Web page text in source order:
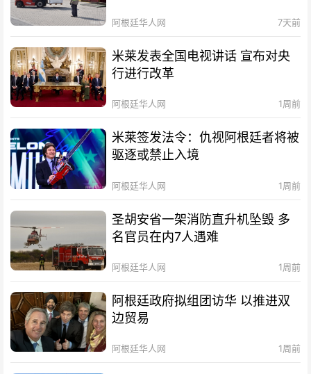
阿根廷华人网 7天前
米莱发表全国电视讲话 宣布对央
行进行改革
阿根廷华人网 1周前
米莱签发法令：仇视阿根廷者将被
驱逐或禁止入境
阿根廷华人网 1周前
圣胡安省一架消防直升机坠毁 多
名官员在内7人遇难
阿根廷华人网 1周前
阿根廷政府拟组团访华 以推进双
边贸易
阿根廷华人网 1周前